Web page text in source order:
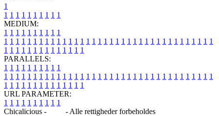
1
1 1 1 1 1 1 1 1 1 1
MEDIUM:
1 1 1 1 1 1 1 1 1 1
1 1 1 1 1 1 1 1 1 1 1 1 1 1 1 1 1 1 1 1 1 1 1 1 1 1 1 1 1 1 1 1 1 1 1 1
1 1 1 1 1 1 1 1 1 1 1 1 1 1
PARALLELS:
1 1 1 1 1 1 1 1 1 1
1 1 1 1 1 1 1 1 1 1 1 1 1 1 1 1 1 1 1 1 1 1 1 1 1 1 1 1 1 1 1 1 1 1 1 1
1 1 1 1 1 1 1 1 1 1 1 1 1 1
URL PARAMETER:
1 1 1 1 1 1 1 1 1 1
Chicalicious -
- Alle rettigheder forbeholdes